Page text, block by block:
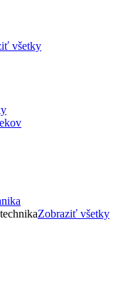
všetky
Zobraziť všetky